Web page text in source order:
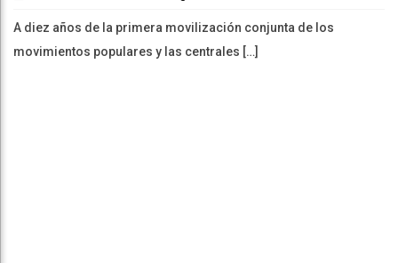
A diez años de la primera movilización conjunta de los
movimientos populares y las centrales […]